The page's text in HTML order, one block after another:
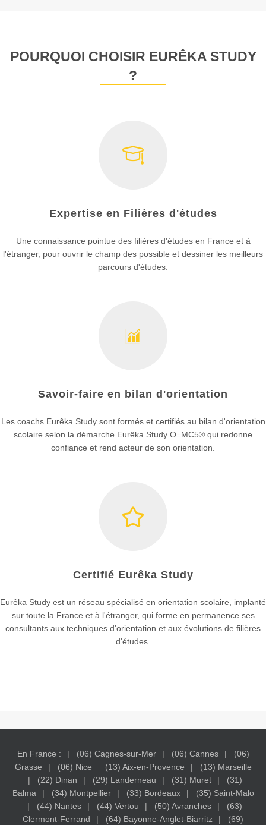
POURQUOI CHOISIR EURÊKA STUDY
?
Expertise en Filières d'études
Une connaissance pointue des filières d'études en France et à
l'étranger, pour ouvrir le champ des possible et dessiner les meilleurs
parcours d'études.
Savoir-faire en bilan d'orientation
Les coachs Eurêka Study sont formés et certifiés au bilan d'orientation
scolaire selon la démarche Eurêka Study O=MC5® qui redonne
confiance et rend acteur de son orientation.
Certifié Eurêka Study
Eurêka Study est un réseau spécialisé en orientation scolaire, implanté
sur toute la France et à l'étranger, qui forme en permanence ses
consultants aux techniques d'orientation et aux évolutions de filières
d'études.
En France : (06) Cagnes-sur-Mer (06) Cannes
(06)
Grasse
(06) Nice (13) Aix-en-Provence
(13) Marseille
(22) Dinan
(29) Landerneau (31) Muret
(31)
Balma
(34) Montpellier (33) Bordeaux
(35) Saint-Malo
(44) Nantes
(44) Vertou (50) Avranches
(63)
Clermont-Ferrand
(64) Bayonne-Anglet-Biarritz (69)